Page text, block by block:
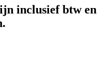
inclusief btw en